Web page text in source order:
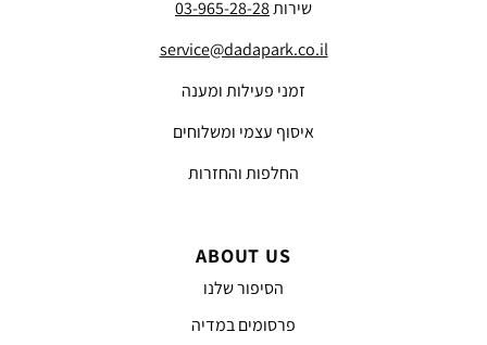
שירות03-965-28-28
service@dadapark.co.il
זמני פעילות ומענה
איסוף עצמי ומשלוחים
החלפות והחזרות
ABOUT US
הסיפור שלנו
פרסומים במדיה